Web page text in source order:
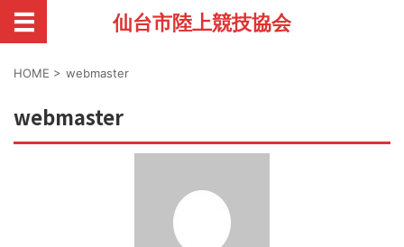
仙台市陸上競技協会
HOME > webmaster
webmaster